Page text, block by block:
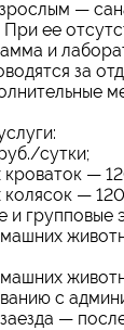
—
ее
и
за
сутки;
кроваток —
колясок —
и групповые
с
—